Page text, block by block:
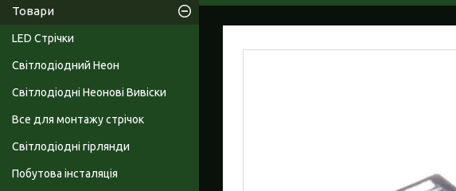
Товари
LED Стрічки
Світлодіодний Неон
Світлодіодні Неонові Вивіски
Все для монтажу стрічок
Світлодіодні гірлянди
Побутова інсталяція